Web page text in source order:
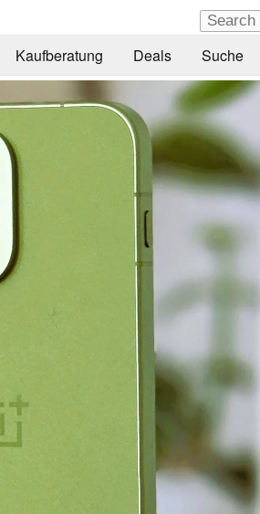
Kaufberatung Deals Suche